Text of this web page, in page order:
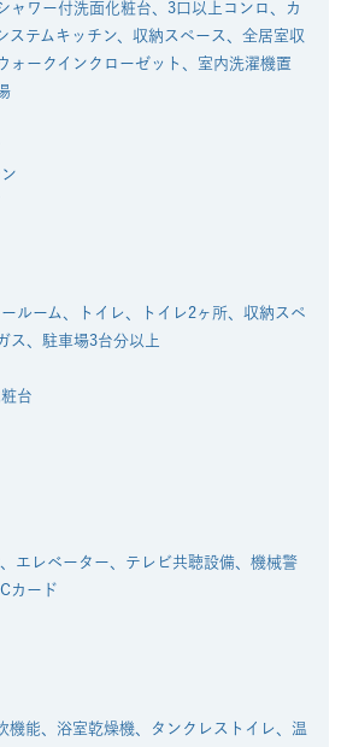
ャワー付洗面化粧台、3口以上コンロ、カ
ステムキッチン、収納スペース、全居室収
ォークインクローゼット、室内洗濯機置
ルーム、トイレ、トイレ2ヶ所、収納スペ
ス、駐車場3台分以上
台
、エレベーター、テレビ共聴設備、機械警
カード
機能、浴室乾燥機、タンクレストイレ、温